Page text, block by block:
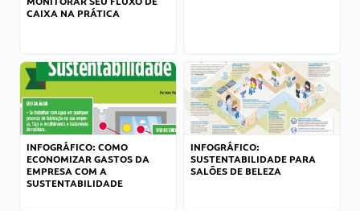
CAIXA NA PRÁTICA
INFOGRÁFICO: COMO
ECONOMIZAR GASTOS DA
EMPRESA COM A
SUSTENTABILIDADE
INFOGRÁFICO:
SUSTENTABILIDADE PARA
SALÕES DE BELEZA